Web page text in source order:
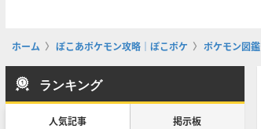
ホーム ぽこあポケモン攻略｜ぽこポケ ポケモン図鑑
ランキング
人気記事 掲示板